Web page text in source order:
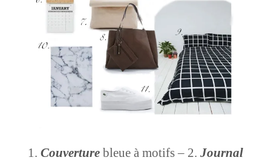
Couverturebleue à motifs – 2. Journal